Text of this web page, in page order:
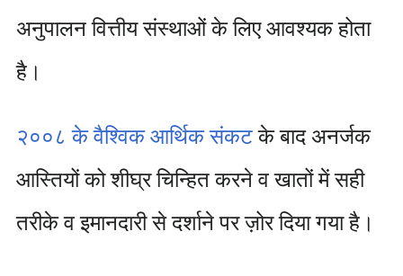
अनुपालन वित्तीय संस्थाओं के लिए आवश्यक होता
है।
२००८ के वैश्विक आर्थिक संकटके बाद अनर्जक
आस्तियों को शीघ्र चिन्हित करने व खातों में सही
तरीके व इमानदारी से दर्शाने पर ज़ोर दिया गया है।